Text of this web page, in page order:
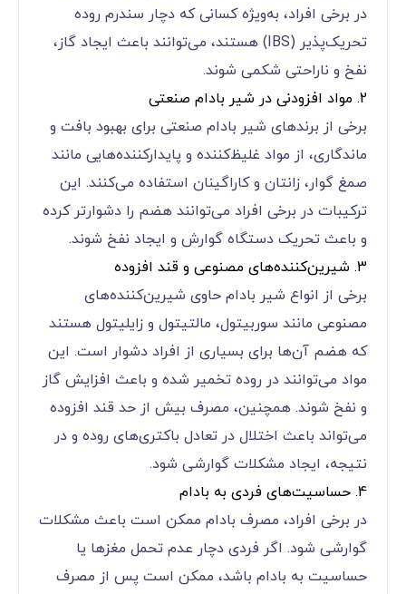
در برخی افراد، به‌ویژه کسانی که دچار سندرم روده
تحریک‌پذیر (IBS) هستند، می‌توانند باعث ایجاد گاز،
نفخ و ناراحتی شکمی شوند.
2. مواد افزودنی در شیر بادام صنعتی
برخی از برندهای شیر بادام صنعتی برای بهبود بافت و
ماندگاری، از مواد غلیظ‌کننده و پایدارکننده‌هایی مانند
صمغ گوار، زانتان و کاراگینان استفاده می‌کنند. این
ترکیبات در برخی افراد می‌توانند هضم را دشوارتر کرده
و باعث تحریک دستگاه گوارش و ایجاد نفخ شوند.
3. شیرین‌کننده‌های مصنوعی و قند افزوده
برخی از انواع شیر بادام حاوی شیرین‌کننده‌های
مصنوعی مانند سوربیتول، مالتیتول و زایلیتول هستند
که هضم آن‌ها برای بسیاری از افراد دشوار است. این
مواد می‌توانند در روده تخمیر شده و باعث افزایش گاز
و نفخ شوند. همچنین، مصرف بیش از حد قند افزوده
می‌تواند باعث اختلال در تعادل باکتری‌های روده و در
نتیجه، ایجاد مشکلات گوارشی شود.
4. حساسیت‌های فردی به بادام
در برخی افراد، مصرف بادام ممکن است باعث مشکلات
گوارشی شود. اگر فردی دچار عدم تحمل مغزها یا
حساسیت به بادام باشد، ممکن است پس از مصرف